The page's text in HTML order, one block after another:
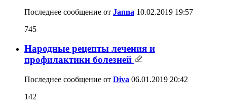
Последнее сообщение от Janna 10.02.2019 19:57
745
Народные рецепты лечения и
профилактики болезней
Последнее сообщение от Diva 06.01.2019 20:42
142